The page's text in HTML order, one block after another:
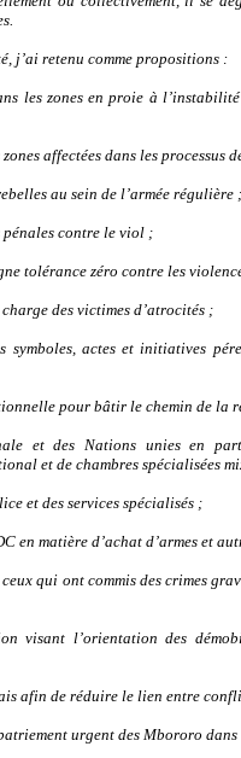
j’ai retenu comme propositions :
les zones en proie à
affectées dans les processus
au sein de l’armée régulière
contre le viol ;
tolérance zéro contre les
des victimes d’atrocités ;
actes et initiatives
pour bâtir le chemin de
et des Nations unies en
et de chambres spécialisées
et des services spécialisés ;
en matière d’achat d’armes et
qui ont commis des crimes
visant l’orientation des
afin de réduire le lien entre
urgent des Mbororo